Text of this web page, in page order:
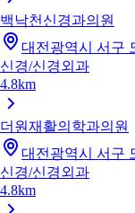
백낙천신경과의원
대전광역시 서구
신경/신경외과
4.8km
더원재활의학과의원
대전광역시 서구
신경/신경외과
4.8km